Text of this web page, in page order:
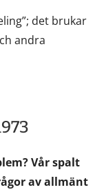
det brukar
andra
Vår spalt
av allmänt